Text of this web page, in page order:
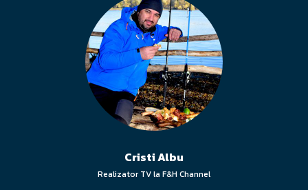
Cristi Albu
Realizator TV la F&H Channel